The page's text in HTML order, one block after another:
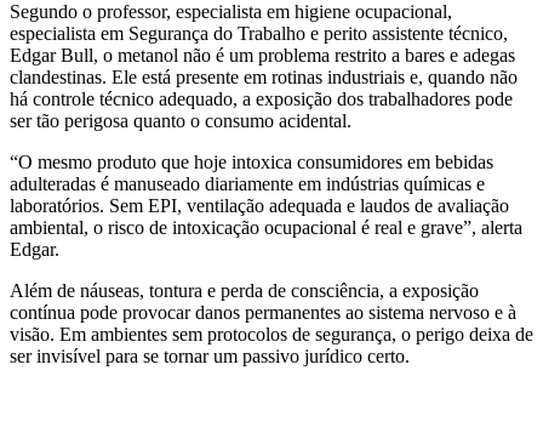
Segundo o professor, especialista em higiene ocupacional,
especialista em Segurança do Trabalho e perito assistente técnico,
Edgar Bull, o metanol não é um problema restrito a bares e adegas
clandestinas. Ele está presente em rotinas industriais e, quando não
há controle técnico adequado, a exposição dos trabalhadores pode
ser tão perigosa quanto o consumo acidental.
“O mesmo produto que hoje intoxica consumidores em bebidas
adulteradas é manuseado diariamente em indústrias químicas e
laboratórios. Sem EPI, ventilação adequada e laudos de avaliação
ambiental, o risco de intoxicação ocupacional é real e grave”, alerta
Edgar.
Além de náuseas, tontura e perda de consciência, a exposição
contínua pode provocar danos permanentes ao sistema nervoso e à
visão. Em ambientes sem protocolos de segurança, o perigo deixa de
ser invisível para se tornar um passivo jurídico certo.